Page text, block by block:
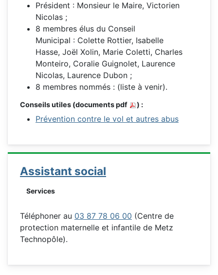
Président : Monsieur le Maire, Victorien
Nicolas ;
8 membres élus du Conseil
Municipal : Colette Rottier, Isabelle
Hasse, Joël Xolin, Marie Coletti, Charles
Monteiro, Coralie Guignolet, Laurence
Nicolas, Laurence Dubon ;
8 membres nommés : (liste à venir).
Conseils utiles (documents pdf ) :
Prévention contre le vol et autres abus
Assistant social
Services
Téléphoner au 03 87 78 06 00 (Centre de
protection maternelle et infantile de Metz
Technopôle).